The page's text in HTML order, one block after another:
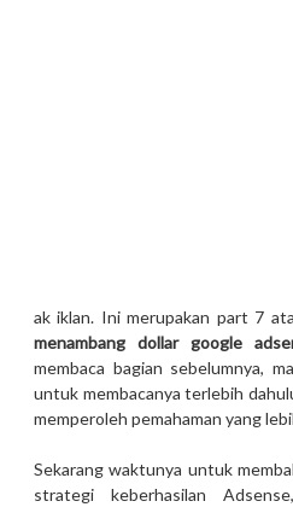
ak iklan. Ini merupakan part 7
menambang dollar google
membaca bagian sebelumnya,
untuk membacanya terlebih
memperoleh pemahaman yang
Sekarang waktunya untuk
strategi keberhasilan